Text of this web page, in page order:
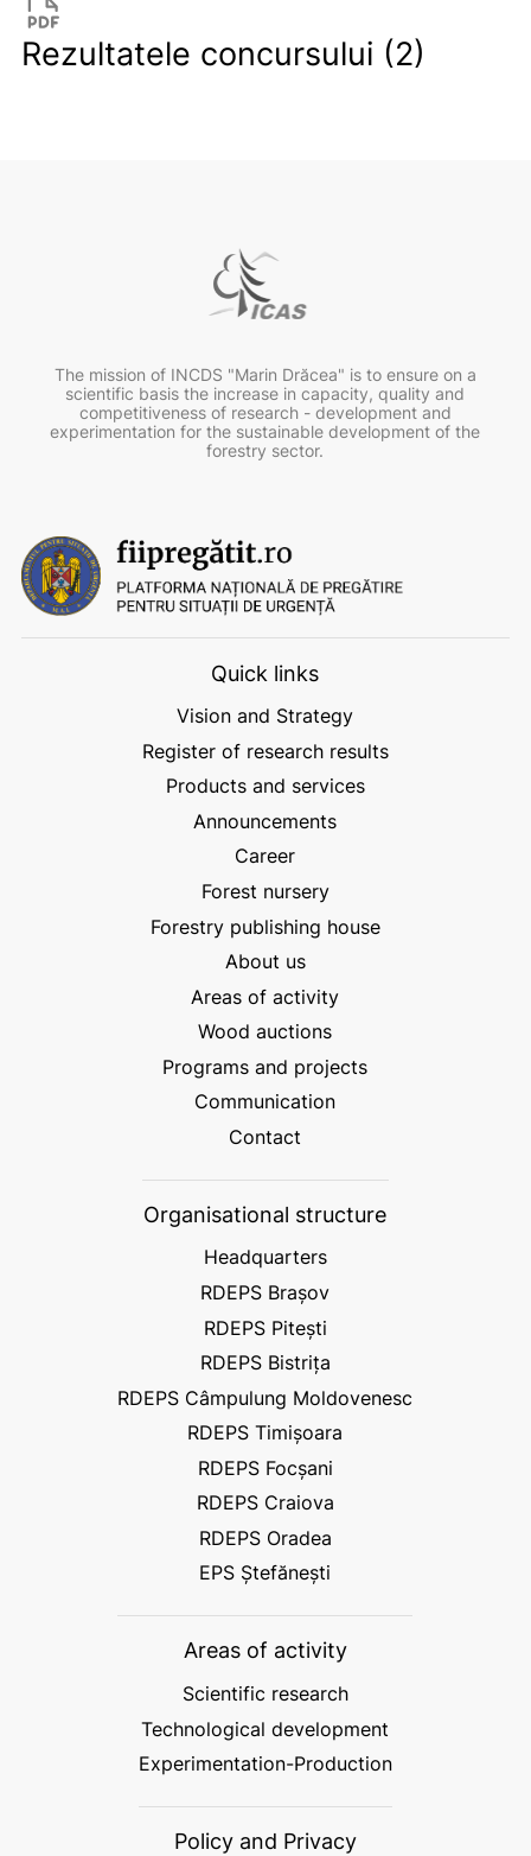
Rezultatele concursului (2)
The mission of INCDS "Marin Drăcea" is to ensure on a
scientific basis the increase in capacity, quality and
competitiveness of research - development and
experimentation for the sustainable development of the
forestry sector.
Quick links
Vision and Strategy
Register of research results
Products and services
Announcements
Career
Forest nursery
Forestry publishing house
About us
Areas of activity
Wood auctions
Programs and projects
Communication
Contact
Organisational structure
Headquarters
RDEPS Brașov
RDEPS Pitești
RDEPS Bistrița
RDEPS Câmpulung Moldovenesc
RDEPS Timișoara
RDEPS Focșani
RDEPS Craiova
RDEPS Oradea
EPS Ștefănești
Areas of activity
Scientific research
Technological development
Experimentation-Production
Policy and Privacy